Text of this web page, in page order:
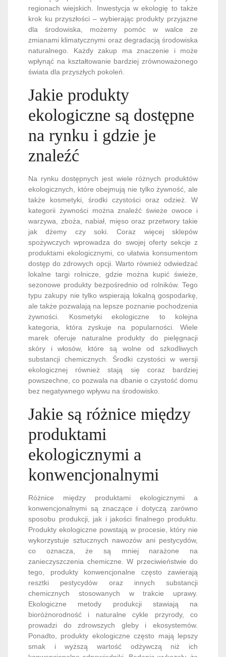
regionach wiejskich. Inwestycja w ekologię to także
krok ku przyszłości – wybierając produkty przyjazne
dla środowiska, możemy pomóc w walce ze
zmianami klimatycznymi oraz degradacją środowiska
naturalnego. Każdy zakup ma znaczenie i może
wpłynąć na kształtowanie bardziej zrównoważonego
świata dla przyszłych pokoleń.
Jakie produkty
ekologiczne są dostępne
na rynku i gdzie je
znaleźć
Na rynku dostępnych jest wiele różnych produktów
ekologicznych, które obejmują nie tylko żywność, ale
także kosmetyki, środki czystości oraz odzież. W
kategorii żywności można znaleźć świeże owoce i
warzywa, zboża, nabiał, mięso oraz przetwory takie
jak dżemy czy soki. Coraz więcej sklepów
spożywczych wprowadza do swojej oferty sekcje z
produktami ekologicznymi, co ułatwia konsumentom
dostęp do zdrowych opcji. Warto również odwiedzać
lokalne targi rolnicze, gdzie można kupić świeże,
sezonowe produkty bezpośrednio od rolników. Tego
typu zakupy nie tylko wspierają lokalną gospodarkę,
ale także pozwalają na lepsze poznanie pochodzenia
żywności. Kosmetyki ekologiczne to kolejna
kategoria, która zyskuje na popularności. Wiele
marek oferuje naturalne produkty do pielęgnacji
skóry i włosów, które są wolne od szkodliwych
substancji chemicznych. Środki czystości w wersji
ekologicznej również stają się coraz bardziej
powszechne, co pozwala na dbanie o czystość domu
bez negatywnego wpływu na środowisko.
Jakie są różnice między
produktami
ekologicznymi a
konwencjonalnymi
Różnice między produktami ekologicznymi a
konwencjonalnymi są znaczące i dotyczą zarówno
sposobu produkcji, jak i jakości finalnego produktu.
Produkty ekologiczne powstają w procesie, który nie
wykorzystuje sztucznych nawozów ani pestycydów,
co oznacza, że są mniej narażone na
zanieczyszczenia chemiczne. W przeciwieństwie do
tego, produkty konwencjonalne często zawierają
resztki pestycydów oraz innych substancji
chemicznych stosowanych w trakcie uprawy.
Ekologiczne metody produkcji stawiają na
bioróżnorodność i naturalne cykle przyrody, co
prowadzi do zdrowszych gleby i ekosystemów.
Ponadto, produkty ekologiczne często mają lepszy
smak i wyższą wartość odżywczą niż ich